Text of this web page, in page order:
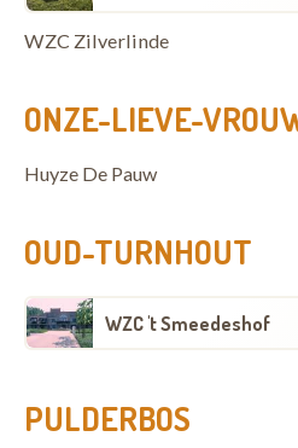
WZC Zilverlinde
ONZE-LIEVE-
Huyze De Pauw
OUD-TURNHOUT
WZC 't Smeedeshof
PULDERBOS